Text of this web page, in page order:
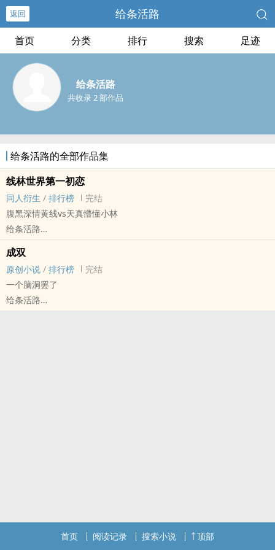
返回 给条活路
首页 分类 排行 搜索 足迹
给条活路
共收录 2 部作品
给条活路的全部作品集
线林世界第一初恋
同人衍生 / 排行榜
完结
腹黑深情黄线vs天真懵懂小林
给条活路
成双
原创小说 / 排行榜
完结
一个脑洞罢了
给条活路
首页 阅读记录 搜索小说 顶部